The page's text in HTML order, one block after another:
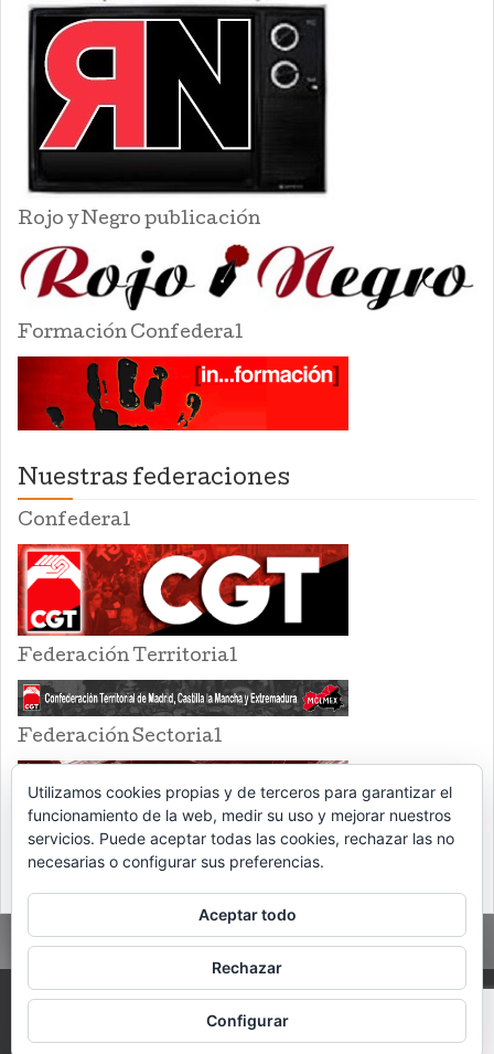
Rojo y Negro publicación
Formación Confederal
Nuestras federaciones
Confederal
Federación Territorial
Federación Sectorial
PROUDLY POWERED BY WORDPRESS THEME: EVENTBRITE SINGLE EVENT
Utilizamos cookies propias y de terceros para garantizar el
funcionamiento de la web, medir su uso y mejorar nuestros
servicios. Puede aceptar todas las cookies, rechazar las no
necesarias o configurar sus preferencias.
Aceptar todo
Rechazar
Configurar